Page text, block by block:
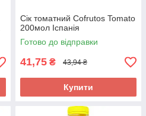
Сік томатний Cofrutos Tomato
200мол Іспанія
Готово до відправки
41,75 ₴ 43,94 ₴
Купити